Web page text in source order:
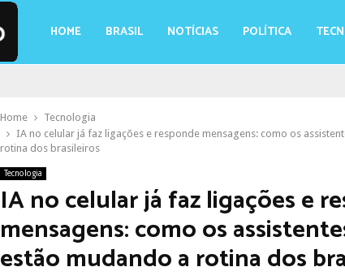
HOME BRASIL NOTÍCIAS POLÍTICA
Home
Tecnologia
IA no celular já faz ligações e responde mensagens: como os
rotina dos brasileiros
Tecnologia
IA no celular já faz ligações e
mensagens: como os
estão mudando a rotina dos